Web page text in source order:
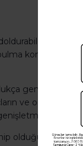
veya
konusunda
geniş bilgi
ve
olduğun